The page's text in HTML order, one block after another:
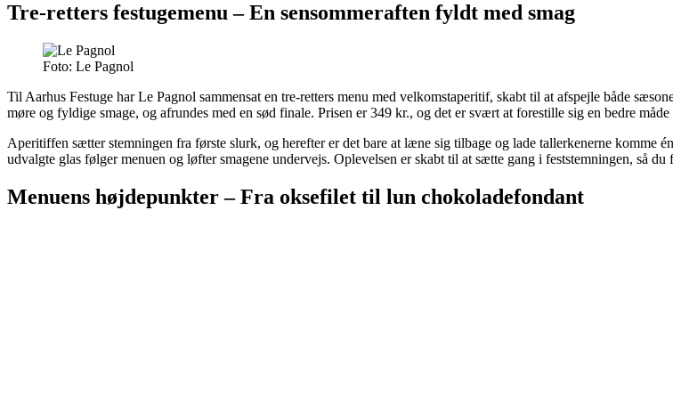
Tre-retters festugemenu – En sensommeraften fyldt med smag
Foto: Le Pagnol
Til Aarhus Festuge har Le Pagnol sammensat en tre-retters menu med velkomstaperitif, skabt til at afspejle både
møre og fyldige smage, og afrundes med en sød finale. Prisen er 349 kr., og det er svært at forestille sig en bedre måde
Aperitiffen sætter stemningen fra første slurk, og herefter er det bare at læne sig tilbage og lade tallerkenerne
udvalgte glas følger menuen og løfter smagene undervejs. Oplevelsen er skabt til at sætte gang i feststemningen, så
Menuens højdepunkter – Fra oksefilet til lun chokoladefondant